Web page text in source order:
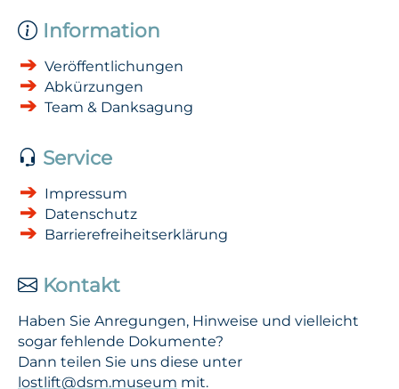
Information
Veröffentlichungen
Abkürzungen
Team & Danksagung
Service
Impressum
Datenschutz
Barrierefreiheitserklärung
Kontakt
Haben Sie Anregungen, Hinweise und vielleicht
sogar fehlende Dokumente?
Dann teilen Sie uns diese unter
lostlift@dsm.museum mit.